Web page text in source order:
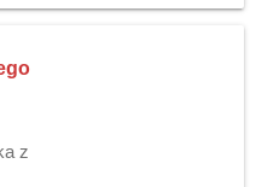
z